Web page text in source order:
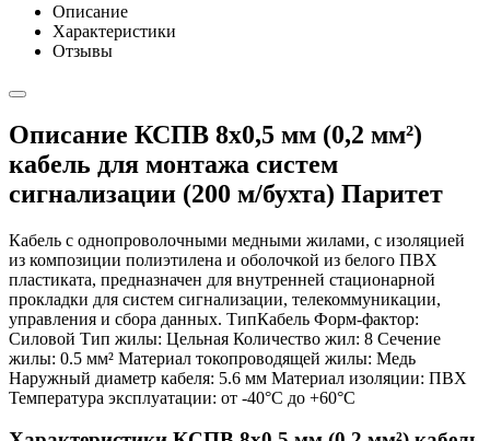
Описание
Характеристики
Отзывы
Описание КСПВ 8x0,5 мм (0,2 мм²)
кабель для монтажа систем
сигнализации (200 м/бухта) Паритет
Кабель с однопроволочными медными жилами, с изоляцией
из композиции полиэтилена и оболочкой из белого ПВХ
пластиката, предназначен для внутренней стационарной
прокладки для систем сигнализации, телекоммуникации,
управления и сбора данных. ТипКабель Форм-фактор:
Силовой Тип жилы: Цельная Количество жил: 8 Сечение
жилы: 0.5 мм² Материал токопроводящей жилы: Медь
Наружный диаметр кабеля: 5.6 мм Материал изоляции: ПВХ
Температура эксплуатации: от -40°C до +60°С